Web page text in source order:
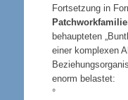
Fortsetzung in
behaupteten
einer komplexen
enorm belastet:
°